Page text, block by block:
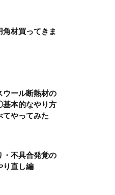
角材買ってきま
ウール断熱材の
本的なやり方
てやってみた
・不具合発覚の
り直し編